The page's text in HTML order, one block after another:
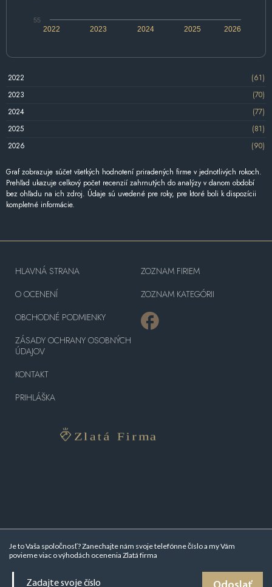
2022 2024 2026
2023 2025
55
2022
(61)
2023
(70)
2024
(77)
2025
(81)
2026
(90)
Graf zobrazuje súčet všetkých hodnotení priradených firme v jednotlivých rokoch.
Prehľad ukazuje celkový počet recenzií zahrnutých do analýzy v danom období
bez ohľadu na ich zdroj. Údaje sú uvedené pre roky, pre ktoré boli k dispozícii
kompletné informácie.
Je to Vaša spoločnosť? Zanechajte nám svoje telefónne číslo a my Vám
povieme viac ovýhodách ocenenia Zlatá firma
HLAVNÁ STRANA
O OCENENÍ
OBCHODNÉ PODMIENKY
ZÁSADY OCHRANY OSOBNÝCH
ÚDAJOV
KONTAKT
PRIHLÁŠKA
ZOZNAM FIRIEM
ZOZNAM KATEGÓRII